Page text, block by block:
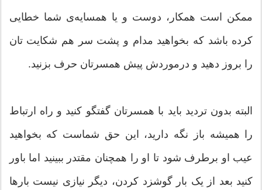
ممکن است همکار، دوست و یا همسایه‌ی شما خطایی
کرده باشد که بخواهید مدام و پشت سر هم شکایت‌ تان
را بروز دهید و درموردش پیش همسرتان حرف بزنید.
البته بدون تردید باید با همسرتان گفتگو کنید و راه ارتباط
را همیشه باز نگه دارید، این حق شماست که بخواهید
عیب او برطرف شود تا او را همچنان مقتدر ببینید اما باور
کنید بعد از یک بار گوشزد کردن، دیگر نیازی نیست بارها